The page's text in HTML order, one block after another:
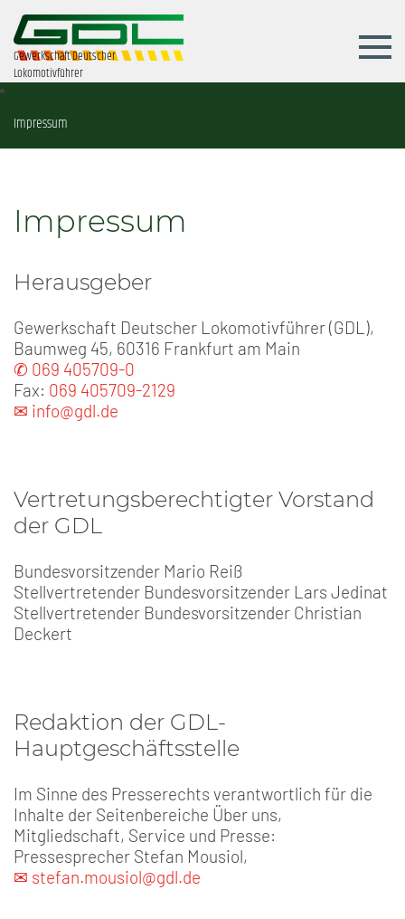
Gewerkschaft Deutscher
Lokomotivführer
Impressum
Impressum
Herausgeber
Gewerkschaft Deutscher Lokomotivführer (GDL),
Baumweg 45, 60316 Frankfurt am Main
✆ 069 405709-0
Fax: 069 405709-2129
✉ info@gdl.de
Vertretungsberechtigter Vorstand
der GDL
Bundesvorsitzender Mario Reiß
Stellvertretender Bundesvorsitzender Lars Jedinat
Stellvertretender Bundesvorsitzender Christian
Deckert
Redaktion der GDL-
Hauptgeschäftsstelle
Im Sinne des Presserechts verantwortlich für die
Inhalte der Seitenbereiche Über uns,
Mitgliedschaft, Service und Presse:
Pressesprecher Stefan Mousiol,
✉ stefan.mousiol@gdl.de